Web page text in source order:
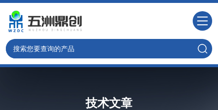
技术文章